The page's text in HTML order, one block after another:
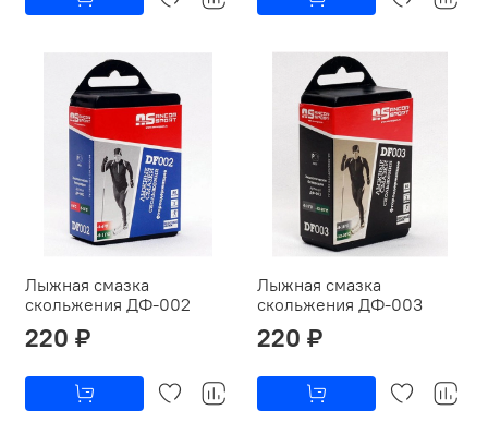
Лыжная смазка
скольжения ДФ-002
220 ₽
Лыжная смазка
скольжения ДФ-003
220 ₽